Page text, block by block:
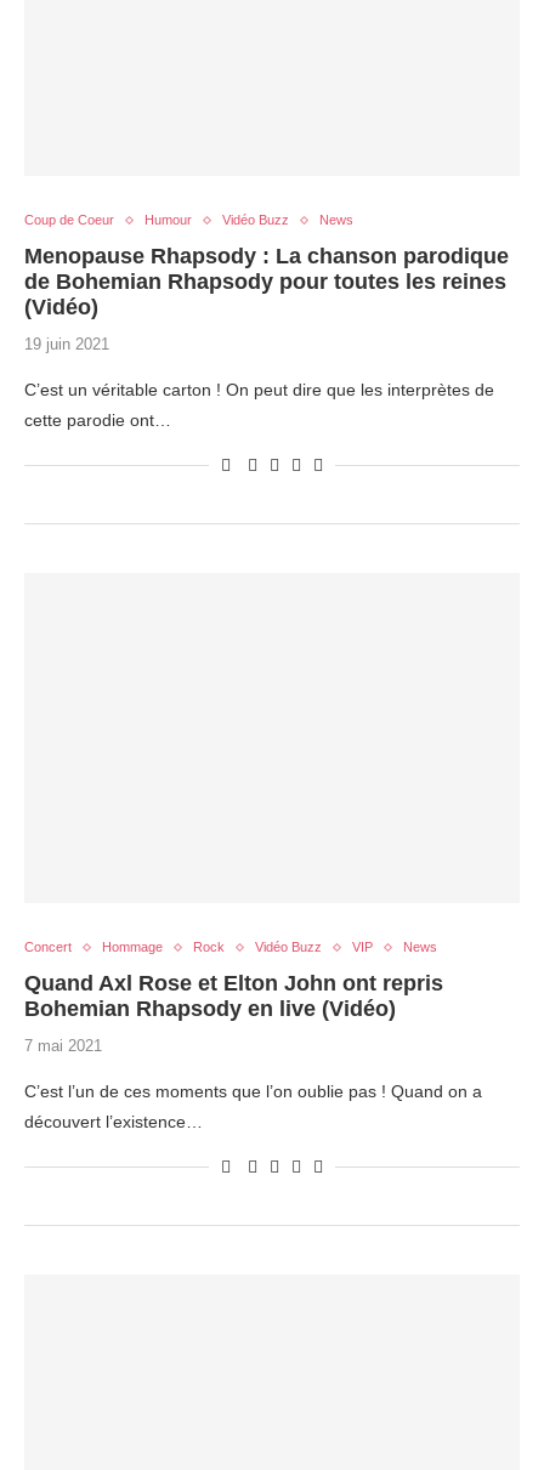
Coup de Coeur Humour Vidéo Buzz News
Menopause Rhapsody : La chanson parodique
de Bohemian Rhapsody pour toutes les reines
(Vidéo)
19 juin 2021
C’est un véritable carton ! On peut dire que les interprètes de
cette parodie ont…
Concert Hommage Rock Vidéo Buzz VIP News
Quand Axl Rose et Elton John ont repris
Bohemian Rhapsody en live (Vidéo)
7 mai 2021
C’est l’un de ces moments que l’on oublie pas ! Quand on a
découvert l’existence…